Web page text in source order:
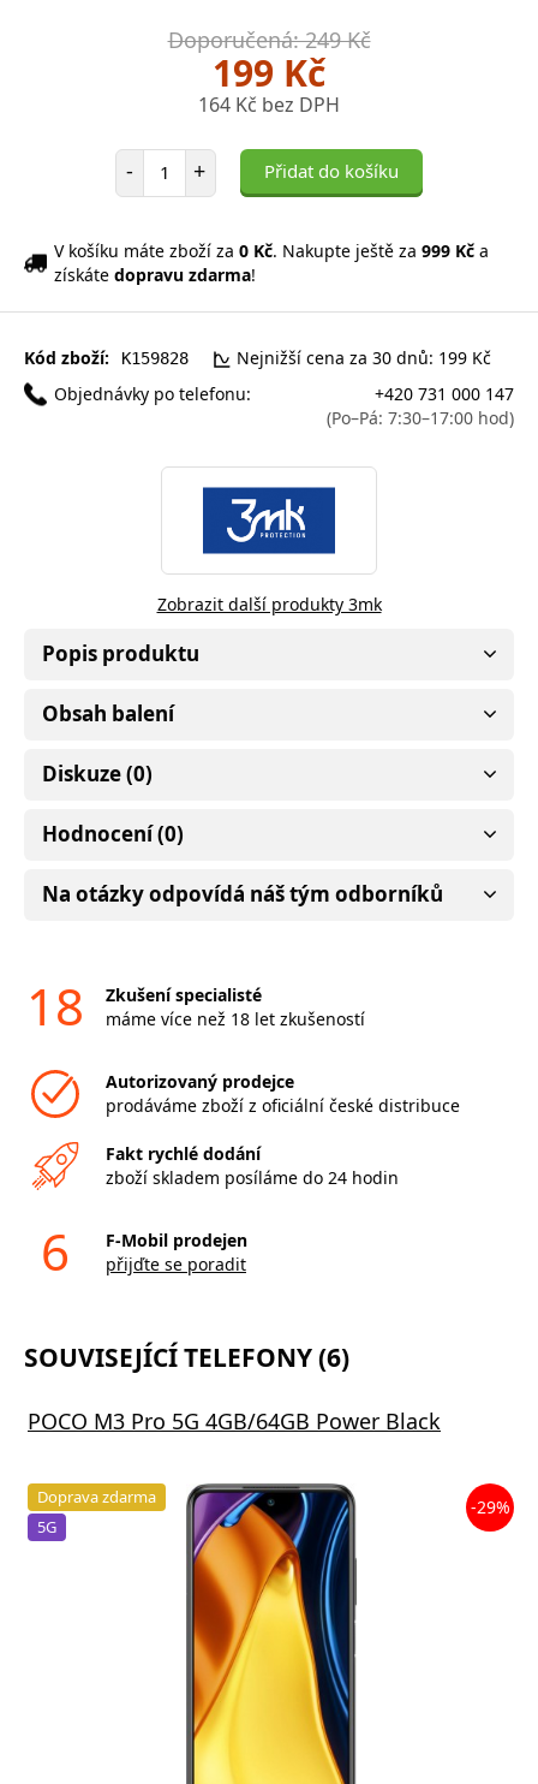
Doporučená: 249 Kč
199 Kč
164 Kč bez DPH
- Počet položek
+ Přidat do košíku
V košíku máte zboží za 0 Kč. Nakupte ještě za 999 Kč a
získáte dopravu zdarma!
Kód zboží: K159828
Nejnižší cena za 30 dnů: 199 Kč
Objednávky po telefonu:
+420 731 000 147
(Po–Pá: 7:30–17:00 hod)
Zobrazit další produkty 3mk
Popis produktu
Obsah balení
Diskuze (0)
Hodnocení (0)
Na otázky odpovídá náš tým odborníků
18
Zkušení specialisté
máme více než 18 let zkušeností
Autorizovaný prodejce
prodáváme zboží z oficiální české distribuce
Fakt rychlé dodání
zboží skladem posíláme do 24 hodin
6
F-Mobil prodejen
přijďte se poradit
SOUVISEJÍCÍ TELEFONY (6)
POCO M3 Pro 5G 4GB/64GB Power Black
Doprava zdarma
5G
-29%